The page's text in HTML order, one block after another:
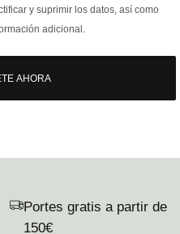
y suprimir los datos, así como
adicional.
AHORA
Portes gratis a partir de
150€